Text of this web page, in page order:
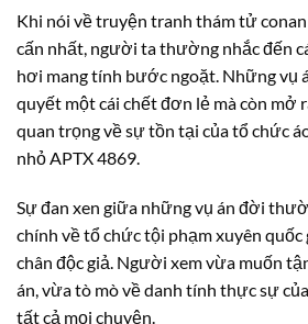
Khi nói về truyện tranh thám tử
cấn nhất, người ta thường nhắc đến
hơi mang tính bước ngoặt. Những vụ
quyết một cái chết đơn lẻ mà còn mở
quan trọng về sự tồn tại của tổ chức
nhỏ APTX 4869.
Sự đan xen giữa những vụ án đời
chính về tổ chức tội phạm xuyên quốc
chân độc giả. Người xem vừa muốn
án, vừa tò mò về danh tính thực sự
tất cả mọi chuyện.